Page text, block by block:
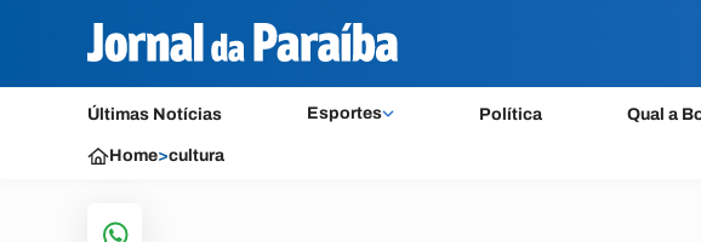
Últimas Notícias Esportes Política Qual a
Home>cultura